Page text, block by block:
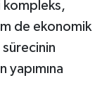
kompleks,
de ekonomik
sürecinin
yapımına